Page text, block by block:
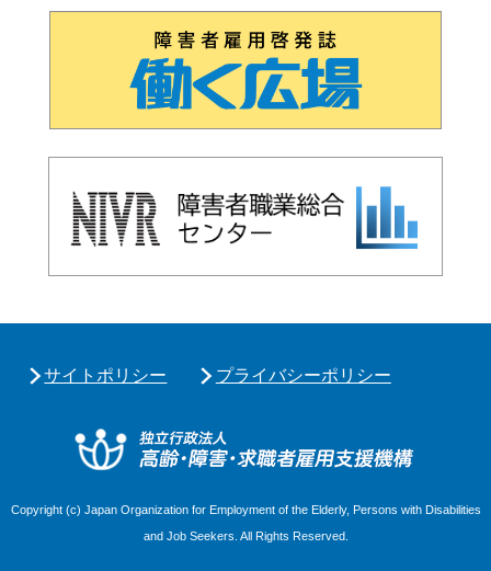
サイトポリシー プライバシーポリシー
Copyright (c) Japan Organization for Employment of the Elderly, Persons with Disabilities
and Job Seekers. All Rights Reserved.